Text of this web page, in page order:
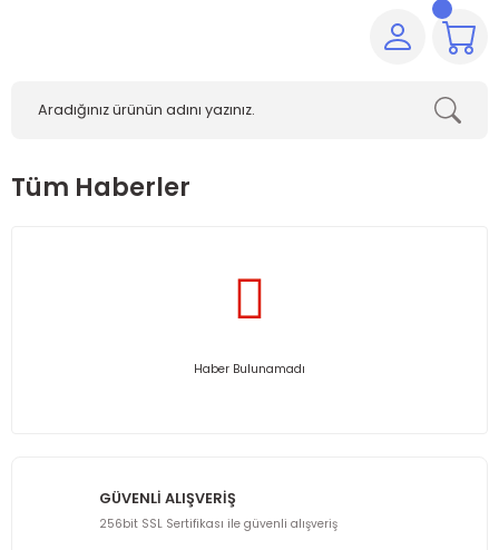
Tüm Haberler
Haber Bulunamadı
GÜVENLİ ALIŞVERİŞ
256bit SSL Sertifikası ile güvenli alışveriş